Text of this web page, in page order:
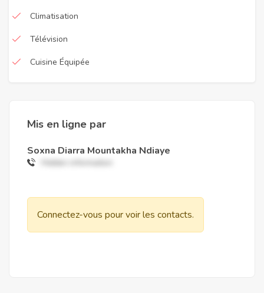
Climatisation
Télévision
Cuisine Équipée
Mis en ligne par
Soxna Diarra Mountakha Ndiaye
Hidden information
Connectez-vous pour voir les contacts.